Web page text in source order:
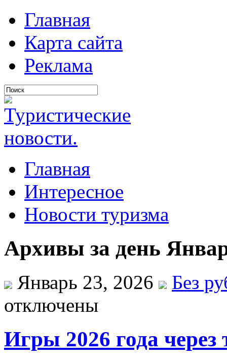
Главная
Карта сайта
Реклама
Главная
Интересное
Новости туризма
Архивы за день
Январь 23, 2026
Без
отключены
Игры 2026 года